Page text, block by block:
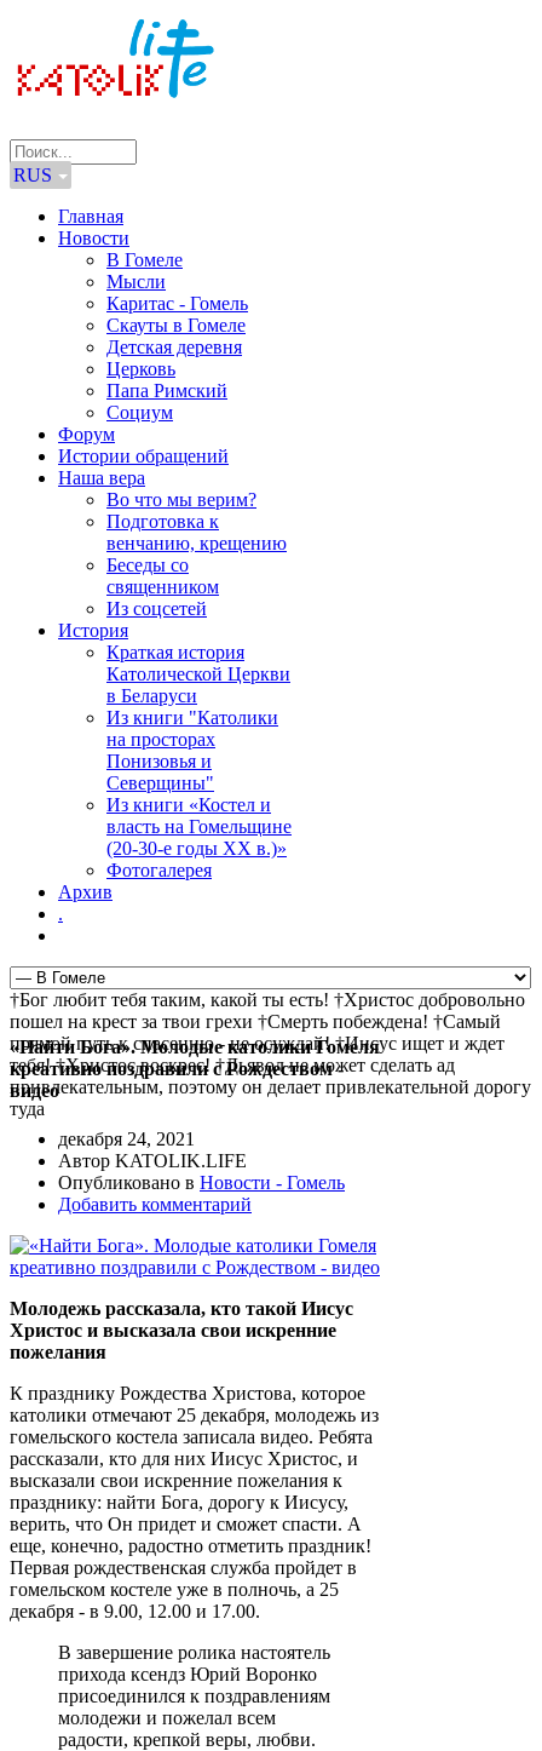
RUS
Главная
Новости
В Гомеле
Мысли
Каритас - Гомель
Скауты в Гомеле
Детская деревня
Церковь
Папа Римский
Социум
Форум
Истории обращений
Наша вера
Во что мы верим?
Подготовка к
венчанию, крещению
Беседы со
священником
Из соцсетей
История
Краткая история
Католической Церкви
в Беларуси
Из книги "Католики
на просторах
Понизовья и
Северщины"
Из книги «Костел и
власть на Гомельщине
(20-30-е годы ХХ в.)»
Фотогалерея
Архив
.
†Бог любит тебя таким, какой ты есть! †Христос добровольно
пошел на крест за твои грехи †Смерть побеждена! †Самый
прямой путь к спасению - не осуждай! †Иисус ищет и ждет
тебя! †Христос воскрес! †Дьявол не может сделать ад
привлекательным, поэтому он делает привлекательной дорогу
туда
«Найти Бога». Молодые католики Гомеля
креативно поздравили с Рождеством -
видео
декабря 24, 2021
Автор KATOLIK.LIFE
Опубликовано в Новости - Гомель
Добавить комментарий
Молодежь рассказала, кто такой Иисус
Христос и высказала свои искренние
пожелания
К празднику Рождества Христова, которое
католики отмечают 25 декабря, молодежь из
гомельского костела записала видео. Ребята
рассказали, кто для них Иисус Христос, и
высказали свои искренние пожелания к
празднику: найти Бога, дорогу к Иисусу,
верить, что Он придет и сможет спасти. А
еще, конечно, радостно отметить праздник!
Первая рождественская служба пройдет в
гомельском костеле уже в полночь, а 25
декабря - в 9.00, 12.00 и 17.00.
В завершение ролика настоятель
прихода ксендз Юрий Воронко
присоединился к поздравлениям
молодежи и пожелал всем
радости, крепкой веры, любви.